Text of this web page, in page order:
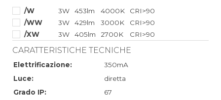
/W 3W 453lm 4000K
CRI>90
/WW
3W 429lm 3000K
CRI>90
/XW
3W 405lm 2700K CRI>90
CARATTERISTICHE TECNICHE
Elettrificazione:
350mA
Luce:
diretta
Grado IP:
67